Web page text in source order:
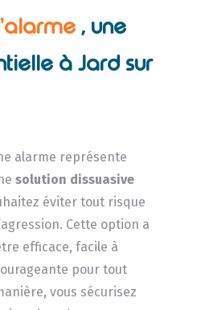
, une
à Jard sur
alarme représente
solution dissuasive
éviter tout risque
Cette option a
efficace, facile à
pour tout
vous sécurisez